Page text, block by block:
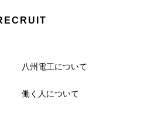
八州電工について
働く人について